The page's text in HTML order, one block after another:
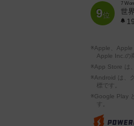
9位
7
世
※Apple、Apple
Apple Inc.の
※App Store は
※Android は、
標です。
※Google Play
す。